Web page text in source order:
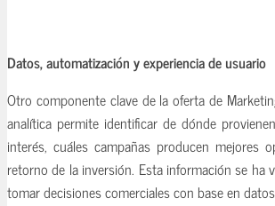
Datos, automatización y experiencia de usuario
Otro componente clave de la oferta de
analítica permite identificar de dónde
interés, cuáles campañas producen mejores
retorno de la inversión. Esta información se
tomar decisiones comerciales con base en